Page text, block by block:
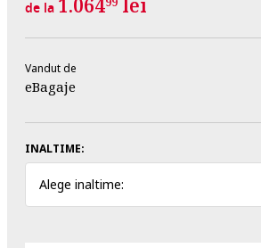
de la 1.064 lei
Vandut de
eBagaje
INALTIME:
Alege inaltime: